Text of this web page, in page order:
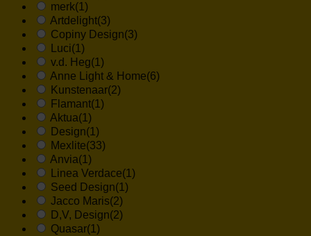
merk(1)
Artdelight(3)
Copiny Design(3)
Luci(1)
v.d. Heg(1)
Anne Light & Home(6)
Kunstenaar(2)
Flamant(1)
Aktua(1)
Design(1)
Mexlite(33)
Anvia(1)
Linea Verdace(1)
Seed Design(1)
Jacco Maris(2)
D,V, Design(2)
Quasar(1)